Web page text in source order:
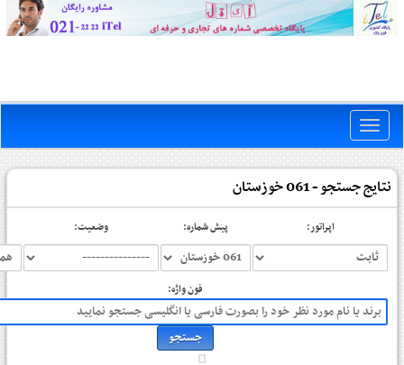
Toggle
نتایج جستجو - 061 خوزستان
اپراتور: پیش شماره: وضعیت:
فون واژه: